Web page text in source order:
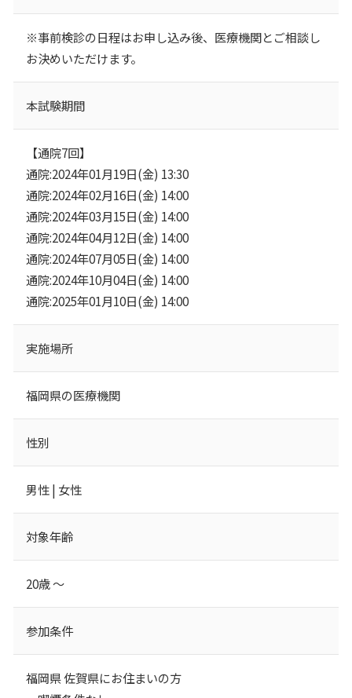
※事前検診の日程はお申し込み後、医療機関とご相談し
お決めいただけます。
本試験期間
【通院7回】
通院:2024年01月19日(金) 13:30
通院:2024年02月16日(金) 14:00
通院:2024年03月15日(金) 14:00
通院:2024年04月12日(金) 14:00
通院:2024年07月05日(金) 14:00
通院:2024年10月04日(金) 14:00
通院:2025年01月10日(金) 14:00
実施場所
福岡県の医療機関
性別
男性 | 女性
対象年齢
20歳 ～
参加条件
福岡県 佐賀県にお住まいの方